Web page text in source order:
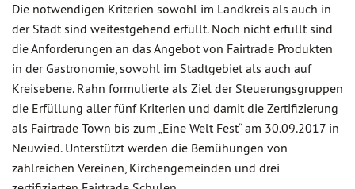
Die notwendigen Kriterien sowohl im Landkreis als auch in
der Stadt sind weitestgehend erfüllt. Noch nicht erfüllt sind
die Anforderungen an das Angebot von Fairtrade Produkten
in der Gastronomie, sowohl im Stadtgebiet als auch auf
Kreisebene. Rahn formulierte als Ziel der Steuerungsgruppen
die Erfüllung aller fünf Kriterien und damit die Zertifizierung
als Fairtrade Town bis zum „Eine Welt Fest“ am 30.09.2017 in
Neuwied. Unterstützt werden die Bemühungen von
zahlreichen Vereinen, Kirchengemeinden und drei